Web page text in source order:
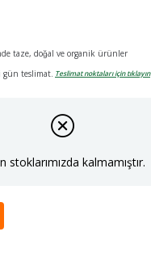
taze, doğal ve organik ürünler
gün teslimat. Teslimat noktaları için tıklayın
stoklarımızda kalmamıştır.